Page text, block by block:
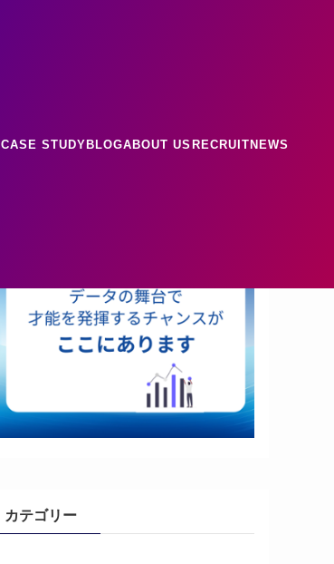
CASE STUDYBLOGABOUT US RECRUITNEWS
カテゴリー